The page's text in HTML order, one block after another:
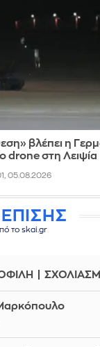
βλέπει η
drone στη Λειψία
05.08.2026
το skai.gr